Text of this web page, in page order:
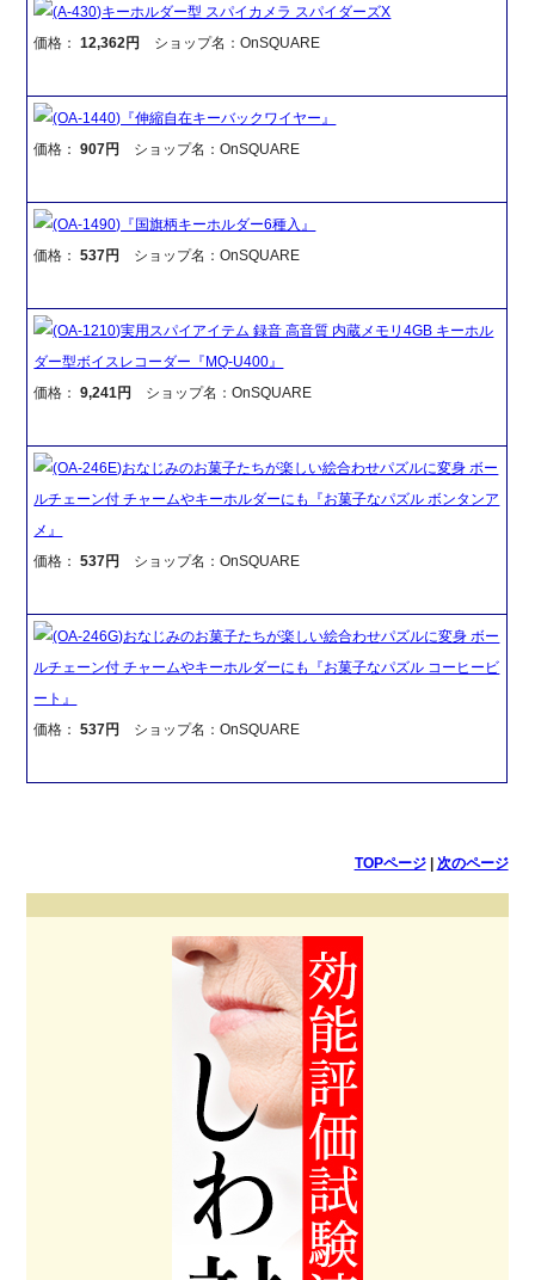
(A-430)キーホルダー型 スパイカメラ スパイダーズX
価格：12,362円 ショップ名：OnSQUARE
(OA-1440)『伸縮自在キーバックワイヤー』
価格：907円 ショップ名：OnSQUARE
(OA-1490)『国旗柄キーホルダー6種入』
価格：537円 ショップ名：OnSQUARE
(OA-1210)実用スパイアイテム 録音 高音質 内蔵メモリ4GB キーホル
ダー型ボイスレコーダー『MQ-U400』
価格：9,241円 ショップ名：OnSQUARE
(OA-246E)おなじみのお菓子たちが楽しい絵合わせパズルに変身 ボー
ルチェーン付 チャームやキーホルダーにも『お菓子なパズル ボンタンア
メ』
価格：537円 ショップ名：OnSQUARE
(OA-246G)おなじみのお菓子たちが楽しい絵合わせパズルに変身 ボー
ルチェーン付 チャームやキーホルダーにも『お菓子なパズル コーヒービ
ート』
価格：537円 ショップ名：OnSQUARE
TOPページ| 次のページ